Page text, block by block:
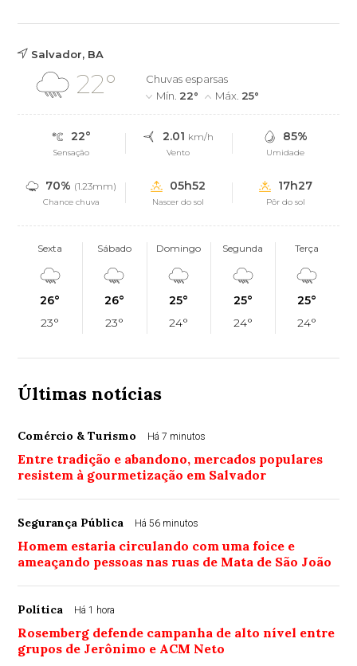
Salvador, BA
22°
Chuvas esparsas
Mín. 22° Máx. 25°
22°
Sensação
2.01 km/h
Vento
85%
Umidade
70% (1.23mm)
Chance chuva
05h52
Nascer do sol
17h27
Pôr do sol
Sexta
26°
23°
Sábado
26°
23°
Domingo
25°
24°
Segunda
25°
24°
Terça
25°
24°
Últimas notícias
Comércio & Turismo Há 7 minutos
Entre tradição e abandono, mercados populares
resistem à gourmetização em Salvador
Segurança Pública Há 56 minutos
Homem estaria circulando com uma foice e
ameaçando pessoas nas ruas de Mata de São João
Política Há 1 hora
Rosemberg defende campanha de alto nível entre
grupos de Jerônimo e ACM Neto